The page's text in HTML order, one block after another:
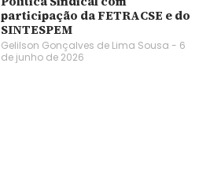
participação da FETRACSE e do
SINTESPEM
Gelilson Gonçalves de Lima Sousa
6
de junho de 2026